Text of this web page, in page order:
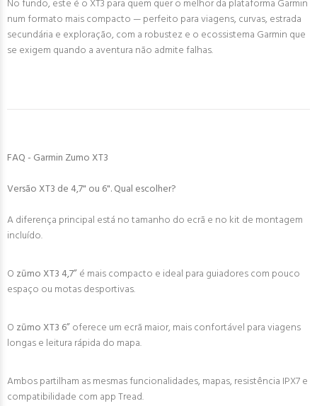
No fundo, este é o XT3 para quem quer o melhor da plataforma Garmin
num formato mais compacto — perfeito para viagens, curvas, estrada
secundária e exploração, com a robustez e o ecossistema Garmin que
se exigem quando a aventura não admite falhas.
FAQ - Garmin Zumo XT3
Versão XT3 de 4,7" ou 6". Qual escolher?
A diferença principal está no tamanho do ecrã e no kit de montagem
incluído.
O zūmo XT3 4,7”é mais compacto e ideal para guiadores com pouco
espaço ou motas desportivas.
O zūmo XT3 6”oferece um ecrã maior, mais confortável para viagens
longas e leitura rápida do mapa.
Ambos partilham as mesmas funcionalidades, mapas, resistência IPX7 e
compatibilidade com app Tread.